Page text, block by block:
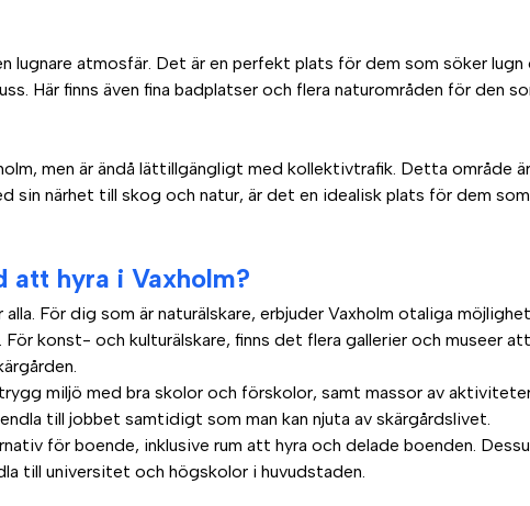
lugnare atmosfär. Det är en perfekt plats för dem som söker
Här finns även fina badplatser och flera naturområden för den
men är ändå lättillgängligt med kollektivtrafik. Detta område
sin närhet till skog och natur, är det en idealisk plats för dem
att hyra i Vaxholm?
För dig som är naturälskare, erbjuder Vaxholm otaliga
konst- och kulturälskare, finns det flera gallerier och museer
miljö med bra skolor och förskolor, samt massor av
till jobbet samtidigt som man kan njuta av skärgårdslivet.
för boende, inklusive rum att hyra och delade boenden.
till universitet och högskolor i huvudstaden.